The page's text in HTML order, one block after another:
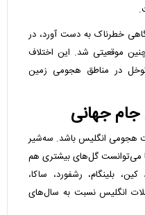
خطرناک به دست آورد، در
موقعیتی شد. این اختلاف
در مناطق هجومی زمین
جام جهانی
هجومی انگلیس باشد. سه‌شیر
می‌توانست گل‌های بیشتری هم
بلینگام، رشفورد، ساکا،
انگلیس نسبت به سال‌های